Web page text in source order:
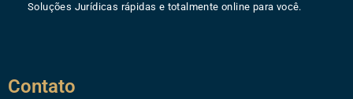
Soluções Jurídicas rápidas e totalmente online para você.
Contato